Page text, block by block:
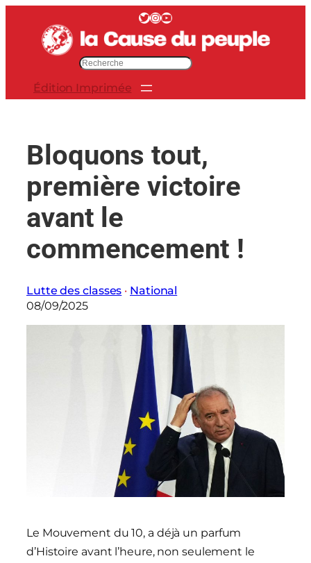
contenu
Twitter InstagramYouTube
e
r
Édition Imprimée
Bloquons tout,
première victoire
avant le
commencement !
Lutte des classes · National
08/09/2025
Le Mouvement du 10, a déjà un parfum
d’Histoire avant l’heure, non seulement le